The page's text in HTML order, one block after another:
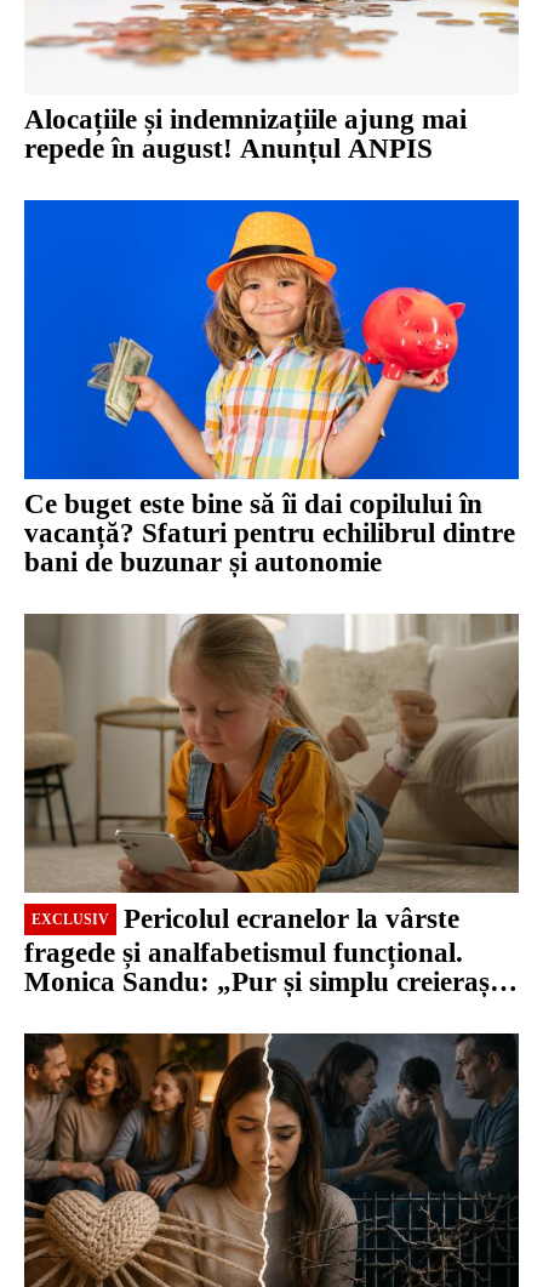
Alocațiile și indemnizațiile ajung mai
repede în august! Anunțul ANPIS
Ce buget este bine să îi dai copilului în
vacanță? Sfaturi pentru echilibrul dintre
bani de buzunar și autonomie
EXCLUSIV
fragede și analfabetismul funcțional.
Monica Sandu: „Pur și simplu creierașul